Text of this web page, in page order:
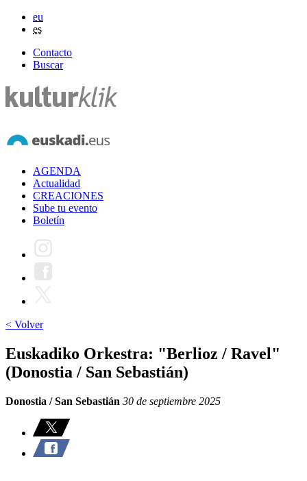
eu
es
Contacto
Buscar
AGENDA
Actualidad
CREACIONES
Sube tu evento
Boletín
< Volver
Euskadiko Orkestra: "Berlioz / Ravel"
(Donostia / San Sebastián)
Donostia / San Sebastián 30 de septiembre 2025